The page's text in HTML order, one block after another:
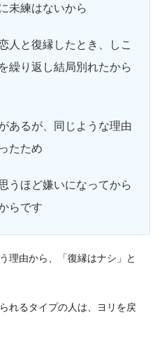
未練はないから
人と復縁したとき、しこ
繰り返し結局別れたから
あるが、同じような理由
たため
うほど嫌いになってから
らです
理由から、「復縁はナシ」と
れるタイプの人は、ヨリを戻